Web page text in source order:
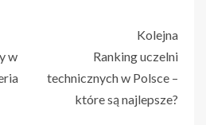
w
Kolejna
Ranking uczelni
technicznych w Polsce –
które są najlepsze?